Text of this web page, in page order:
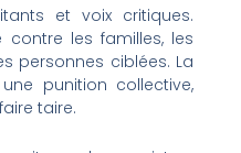
et voix critiques.
contre les familles, les
personnes ciblées. La
punition collective,
taire.